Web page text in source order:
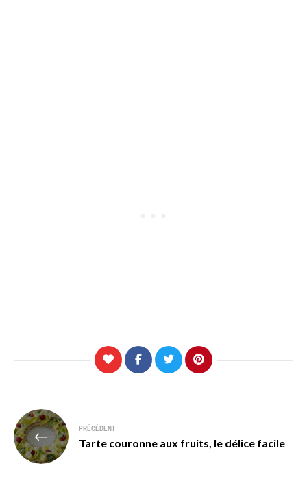
Navigation
de
l’article
PRÉCÉDENT
Tarte couronne aux fruits, le délice facile